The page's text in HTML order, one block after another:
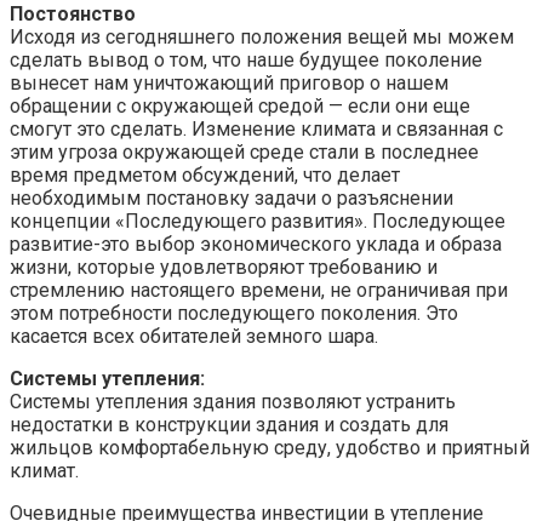
Постоянство
Исходя из сегодняшнего положения вещей мы можем
сделать вывод о том, что наше будущее поколение
вынесет нам уничтожающий приговор о нашем
обращении с окружающей средой — если они еще
смогут это сделать. Изменение климата и связанная с
этим угроза окружающей среде стали в последнее
время предметом обсуждений, что делает
необходимым постановку задачи о разъяснении
концепции «Последующего развития». Последующее
развитие-это выбор экономического уклада и образа
жизни, которые удовлетворяют требованию и
стремлению настоящего времени, не ограничивая при
этом потребности последующего поколения. Это
касается всех обитателей земного шара.
Системы утепления:
Системы утепления здания позволяют устранить
недостатки в конструкции здания и создать для
жильцов комфортабельную среду, удобство и приятный
климат.
Очевидные преимущества инвестиции в утепление